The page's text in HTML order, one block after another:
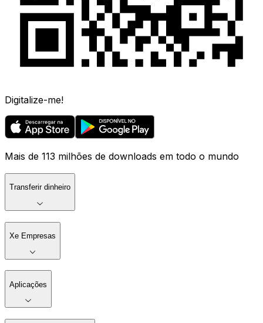
Digitalize-me!
Mais de 113 milhões de downloads em todo o mundo
Transferir dinheiro
Xe Empresas
Aplicações